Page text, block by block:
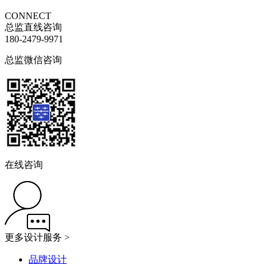
CONNECT
总监直线咨询
180-2479-9971
总监微信咨询
在线咨询
更多设计服务 >
品牌设计